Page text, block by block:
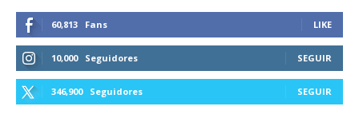
60,813 Fans LIKE
10,000 Seguidores SEGUIR
346,900 Seguidores SEGUIR